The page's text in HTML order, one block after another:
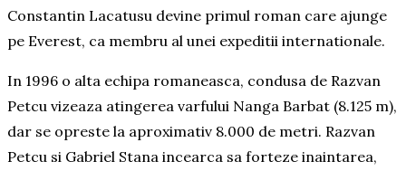
Constantin Lacatusu devine primul roman care ajunge
pe Everest, ca membru al unei expeditii internationale.
In 1996 o alta echipa romaneasca, condusa de Razvan
Petcu vizeaza atingerea varfului Nanga Barbat (8.125 m),
dar se opreste la aproximativ 8.000 de metri. Razvan
Petcu si Gabriel Stana incearca sa forteze inaintarea,